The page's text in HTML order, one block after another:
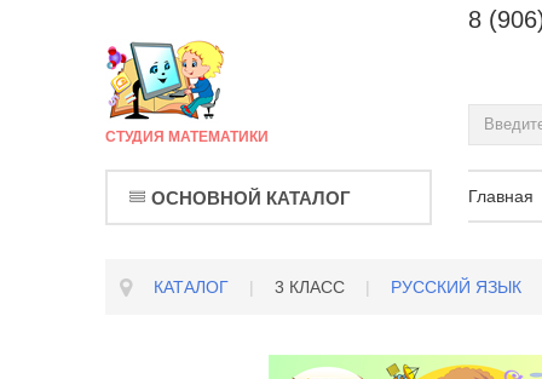
СТУДИЯ МАТЕМАТИКИ
8
ОСНОВНОЙ КАТАЛОГ Главная
КАТАЛОГ | 3 КЛАСС | РУССКИЙ ЯЗЫК